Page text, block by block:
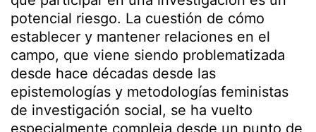
potencial riesgo. La cuestión de cómo
establecer y mantener relaciones en el
campo, que viene siendo problematizada
desde hace décadas desde las
epistemologías y metodologías feministas
de investigación social, se ha vuelto
especialmente compleja desde un punto de